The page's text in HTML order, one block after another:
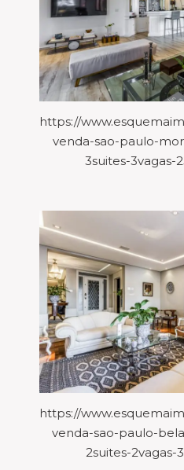
https://
venda-sao-paulo-
3suites-3vagas-
https://
venda-sao-paulo-
2suites-2vagas-